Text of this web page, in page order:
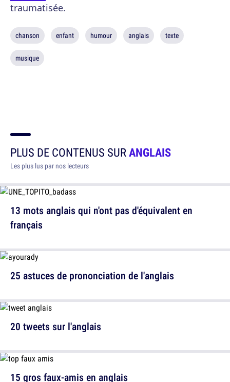
traumatisée.
chanson enfant humour anglais texte
musique
PLUS DE CONTENUS SURANGLAIS
Les plus lus par nos lecteurs
13 mots anglais qui n'ont pas d'équivalent en
français
20 tweets sur l'anglais
25 astuces de prononciation de l'anglais
15 gros faux-amis en anglais